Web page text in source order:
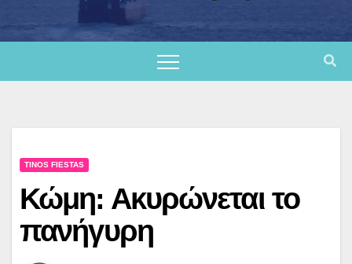
TINOS FIESTAS
Κώμη: Ακυρώνεται το
πανήγυρη